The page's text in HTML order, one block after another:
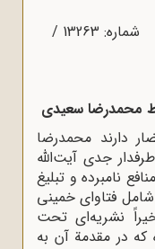
شماره: 13263 /
محمدرضا سعیدی
دارند محمدرضا
جدی آیت‌الله
نامبرده و تبلیغ
فتاوای خمینی
نشریه‌ای تحت
که در مقدمة آن به